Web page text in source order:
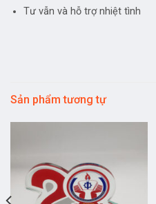
Tư vẫn và hỗ trợ nhiệt tình
Sản phẩm tương tự